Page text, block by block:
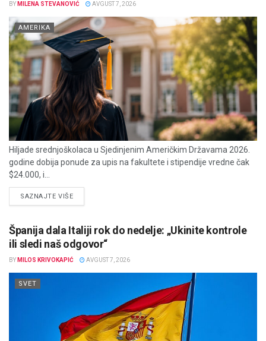
BY MILENA STEVANOVIĆ AVGUST 7, 2026
AMERIKA
Hiljade srednjoškolaca u Sjedinjenim Američkim Državama 2026.
godine dobija ponude za upis na fakultete i stipendije vredne čak
$24.000, i...
SAZNAJTE VIŠEDETAILS
Španija dala Italiji rok do nedelje: „Ukinite kontrole
ili sledi naš odgovor“
BY MILOS KRIVOKAPIĆ AVGUST 7, 2026
SVET